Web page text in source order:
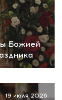
Божией
19 июля 2026